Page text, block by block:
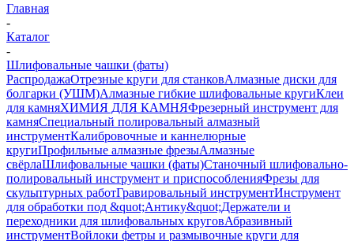
Главная
-
Каталог
-
Шлифовальные чашки (фаты)
РаспродажаОтрезные круги для станковАлмазные диски для
болгарки (УШМ)Алмазные гибкие шлифовальные кругиКлеи
для камняХИМИЯ ДЛЯ КАМНЯФрезерный инструмент для
камняСпециальный полировальный алмазный
инструментКалибровочные и каннелюрные
кругиПрофильные алмазные фрезыАлмазные
свёрлаШлифовальные чашки (фаты)Станочный шлифовально-
полировальный инструмент и приспособленияФрезы для
скульптурных работГравировальный инструментИнструмент
для обработки под &quot;Антику&quot;Держатели и
переходники для шлифовальных круговАбразивный
инструментВойлоки фетры и размывочные круги для